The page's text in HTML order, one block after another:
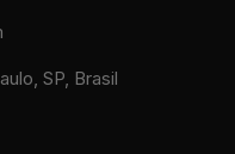
SP, Brasil